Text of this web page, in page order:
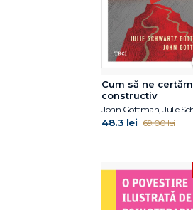
Cum să ne certăm
constructiv
48.3 lei 69.00 lei